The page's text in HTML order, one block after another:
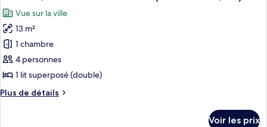
commune
(213
Private
Room,
213)
Chambre,
salle
de
bains
commune
(213
Private
Room,
toutes
les
photos
pour
ce
type
chambre :
Vue sur la ville
13 m²
1 chambre
4 personnes
1 lit superposé (double)
Plus de détails
Plus
Voir les prix